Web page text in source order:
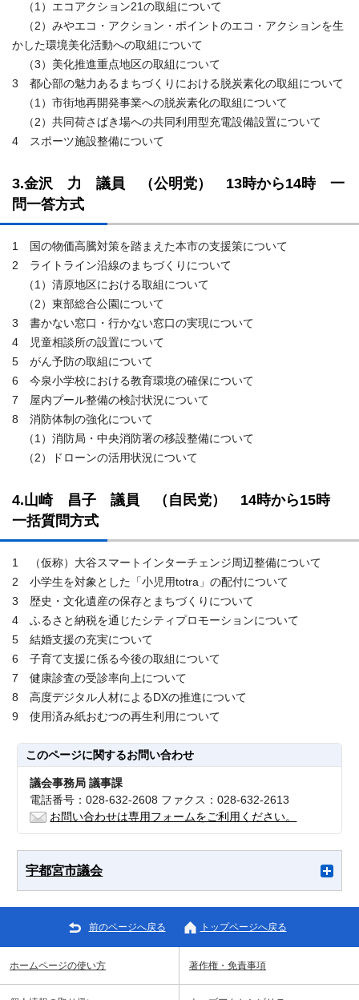
（1）エコアクション21の取組について
（2）みやエコ・アクション・ポイントのエコ・アクションを生
かした環境美化活動への取組について
（3）美化推進重点地区の取組について
3 都心部の魅力あるまちづくりにおける脱炭素化の取組について
（1）市街地再開発事業への脱炭素化の取組について
（2）共同荷さばき場への共同利用型充電設備設置について
4 スポーツ施設整備について
3.金沢 力 議員 （公明党） 13時から14時 一
問一答方式
1 国の物価高騰対策を踏まえた本市の支援策について
2 ライトライン沿線のまちづくりについて
（1）清原地区における取組について
（2）東部総合公園について
3 書かない窓口・行かない窓口の実現について
4 児童相談所の設置について
5 がん予防の取組について
6 今泉小学校における教育環境の確保について
7 屋内プール整備の検討状況について
8 消防体制の強化について
（1）消防局・中央消防署の移設整備について
（2）ドローンの活用状況について
4.山崎 昌子 議員 （自民党） 14時から15時
一括質問方式
1 （仮称）大谷スマートインターチェンジ周辺整備について
2 小学生を対象とした「小児用totra」の配付について
3 歴史・文化遺産の保存とまちづくりについて
4 ふるさと納税を通じたシティプロモーションについて
5 結婚支援の充実について
6 子育て支援に係る今後の取組について
7 健康診査の受診率向上について
8 高度デジタル人材によるDXの推進について
9 使用済み紙おむつの再生利用について
このページに関するお問い合わせ
議会事務局 議事課
電話番号：028-632-2608 ファクス：028-632-2613
お問い合わせは専用フォームをご利用ください。
宇都宮市議会
前のページへ戻る トップページへ戻る
ホームページの使い方 著作権・免責事項